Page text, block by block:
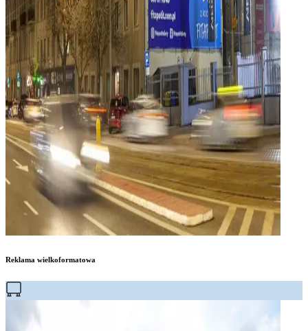
Reklama wielkoformatowa